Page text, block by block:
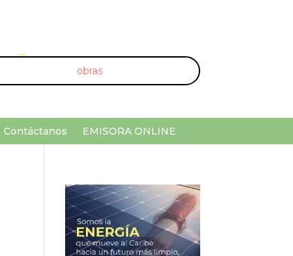
U ¡Buscar por palabra clave!
Contáctanos EMISORA ONLINE